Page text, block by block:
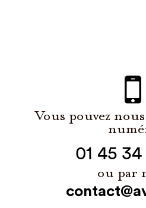
Vous pouvez nous
01 45
ou par